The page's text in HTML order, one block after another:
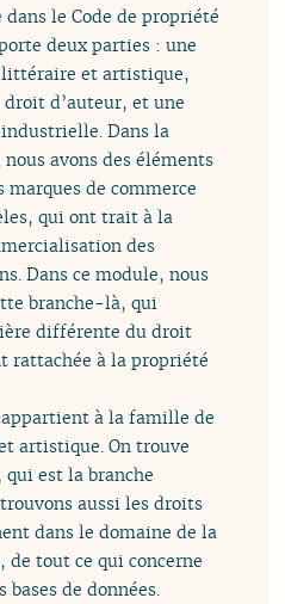
le Code de propriété
deux parties : une
et artistique,
d’auteur, et une
Dans la
avons des éléments
marques de commerce
qui ont trait à la
des
Dans ce module, nous
branche-là, qui
différente du droit
rattachée à la propriété
à la famille de
artistique. On trouve
est la branche
aussi les droits
dans le domaine de la
tout ce qui concerne
de données.